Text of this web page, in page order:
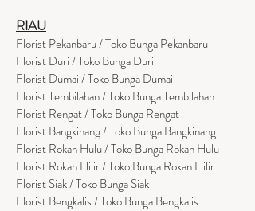
RIAU
Florist Pekanbaru / Toko Bunga Pekanbaru
Florist Duri / Toko Bunga Duri
Florist Dumai / Toko Bunga Dumai
Florist Tembilahan / Toko Bunga Tembilahan
Florist Rengat / Toko Bunga Rengat
Florist Bangkinang / Toko Bunga Bangkinang
Florist Rokan Hulu / Toko Bunga Rokan Hulu
Florist Rokan Hilir / Toko Bunga Rokan Hilir
Florist Siak / Toko Bunga Siak
Florist Bengkalis / Toko Bunga Bengkalis